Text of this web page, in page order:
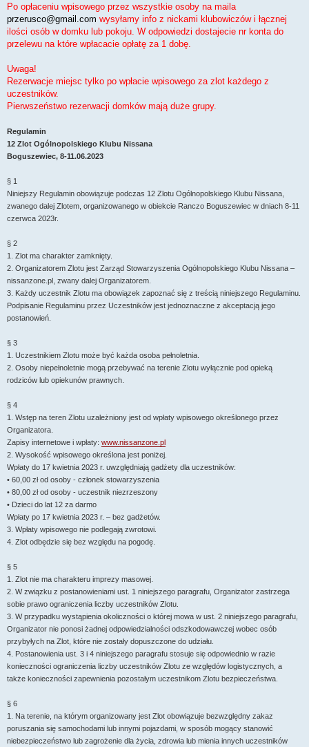
Po opłaceniu wpisowego przez wszystkie osoby na maila
przerusco@gmail.com wysyłamy info z nickami klubowiczów i łącznej
ilości osób w domku lub pokoju. W odpowiedzi dostajecie nr konta do
przelewu na które wpłacacie opłatę za 1 dobę.
Uwaga!
Rezerwacje miejsc tylko po wpłacie wpisowego za zlot każdego z
uczestników.
Pierwszeństwo rezerwacji domków mają duże grupy.
Regulamin
12 Zlot Ogólnopolskiego Klubu Nissana
Boguszewiec, 8-11.06.2023
§ 1
Niniejszy Regulamin obowiązuje podczas 12 Zlotu Ogólnopolskiego Klubu Nissana,
zwanego dalej Zlotem, organizowanego w obiekcie Ranczo Boguszewiec w dniach 8-11
czerwca 2023r.
§ 2
1. Zlot ma charakter zamknięty.
2. Organizatorem Zlotu jest Zarząd Stowarzyszenia Ogólnopolskiego Klubu Nissana –
nissanzone.pl, zwany dalej Organizatorem.
3. Każdy uczestnik Zlotu ma obowiązek zapoznać się z treścią niniejszego Regulaminu.
Podpisanie Regulaminu przez Uczestników jest jednoznaczne z akceptacją jego
postanowień.
§ 3
1. Uczestnikiem Zlotu może być każda osoba pełnoletnia.
2. Osoby niepełnoletnie mogą przebywać na terenie Zlotu wyłącznie pod opieką
rodziców lub opiekunów prawnych.
§ 4
1. Wstęp na teren Zlotu uzależniony jest od wpłaty wpisowego określonego przez
Organizatora.
Zapisy internetowe i wpłaty: www.nissanzone.pl
2. Wysokość wpisowego określona jest poniżej.
Wpłaty do 17 kwietnia 2023 r. uwzględniają gadżety dla uczestników:
• 60,00 zł od osoby - członek stowarzyszenia
• 80,00 zł od osoby - uczestnik niezrzeszony
• Dzieci do lat 12 za darmo
Wpłaty po 17 kwietnia 2023 r. – bez gadżetów.
3. Wpłaty wpisowego nie podlegają zwrotowi.
4. Zlot odbędzie się bez względu na pogodę.
§ 5
1. Zlot nie ma charakteru imprezy masowej.
2. W związku z postanowieniami ust. 1 niniejszego paragrafu, Organizator zastrzega
sobie prawo ograniczenia liczby uczestników Zlotu.
3. W przypadku wystąpienia okoliczności o której mowa w ust. 2 niniejszego paragrafu,
Organizator nie ponosi żadnej odpowiedzialności odszkodowawczej wobec osób
przybyłych na Zlot, które nie zostały dopuszczone do udziału.
4. Postanowienia ust. 3 i 4 niniejszego paragrafu stosuje się odpowiednio w razie
konieczności ograniczenia liczby uczestników Zlotu ze względów logistycznych, a
także konieczności zapewnienia pozostałym uczestnikom Zlotu bezpieczeństwa.
§ 6
1. Na terenie, na którym organizowany jest Zlot obowiązuje bezwzględny zakaz
poruszania się samochodami lub innymi pojazdami, w sposób mogący stanowić
niebezpieczeństwo lub zagrożenie dla życia, zdrowia lub mienia innych uczestników